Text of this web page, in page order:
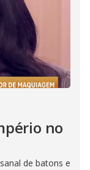
no
de batons e